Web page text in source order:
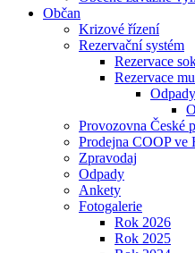
Občan
Krizové řízení
Rezervační systém
Rezervace
Rezervace
Provozovna České
Prodejna COOP ve
Zpravodaj
Odpady
Ankety
Fotogalerie
Rok 2026
Rok 2025